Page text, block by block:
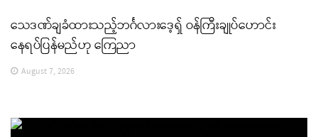
သေဒဏ်ချခံထားသည့်ဘင်္ဂလားဒေ့ရှ် ဝန်ကြီးချုပ်ဟောင်း
နေရပ်ပြန်မည်ဟု ကြေညာ
August 7, 2026